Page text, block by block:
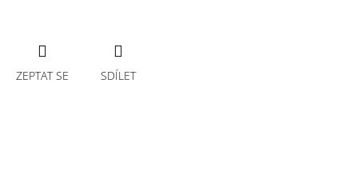
ZEPTAT SE SDÍLET